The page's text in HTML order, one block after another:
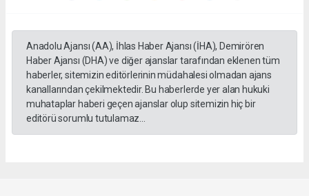
Anadolu Ajansı (AA), İhlas Haber Ajansı (İHA), Demirören
Haber Ajansı (DHA) ve diğer ajanslar tarafından eklenen tüm
haberler, sitemizin editörlerinin müdahalesi olmadan ajans
kanallarından çekilmektedir. Bu haberlerde yer alan hukuki
muhataplar haberi geçen ajanslar olup sitemizin hiç bir
editörü sorumlu tutulamaz...